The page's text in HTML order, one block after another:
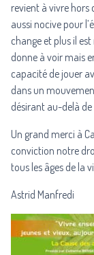
revient à vivre
aussi nocive pour
change et plus il
donne à voir mais
capacité de jouer
dans un
désirant au-delà de
Un grand merci à
conviction notre
tous les âges de la
Astrid Manfredi